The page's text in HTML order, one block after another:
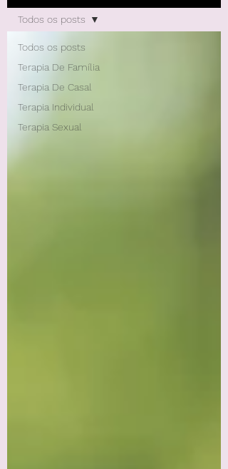
Todos os posts
Terapia De Família
Terapia De Casal
Terapia Individual
Terapia Sexual
Todos os posts